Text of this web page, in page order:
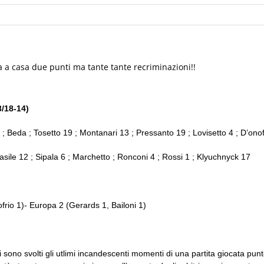
casa due punti ma tante tante recriminazioni!!
18-14)
; Tosetto 19 ; Montanari 13 ; Pressanto 19 ; Lovisetto 4 ;
12 ; Sipala 6 ; Marchetto ; Ronconi 4 ; Rossi 1 ; Klyuchnyck 17
1)- Europa 2 (Gerards 1, Bailoni 1)
svolti gli utlimi incandescenti momenti di una partita giocata